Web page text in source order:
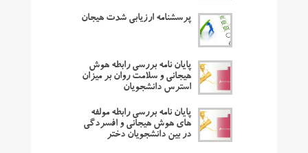
پرسشنامه ارزیابی شدت هیجان
پایان نامه بررسی رابطه هوش
هیجانی و سلامت روان بر میزان
استرس دانشجویان
پایان نامه بررسی رابطه مولفه
های هوش هیجانی و افسردگی
در بین دانشجویان دختر